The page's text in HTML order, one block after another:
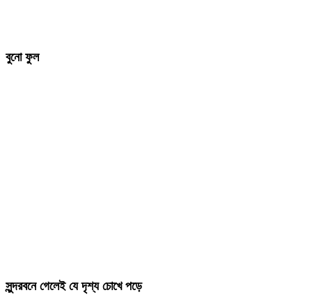
বুনো ফুল
সুন্দরবনে গেলেই যে দৃশ্য চোখে পড়ে